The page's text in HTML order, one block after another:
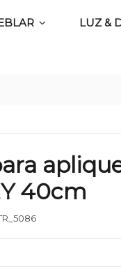
LUZ &
40cm